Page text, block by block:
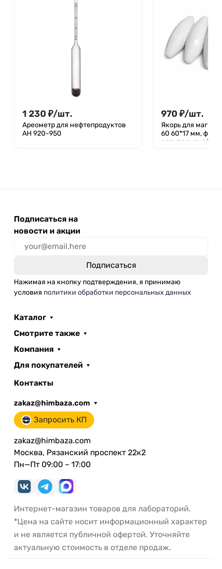
1 230 ₽/шт.
Ареометр для нефтепродуктов
АН 920-950
970 ₽/шт.
Якорь для
60 60*17 мм,
эллипсоидной
Подписаться на
новости и акции
Нажимая на кнопку подтверждения, я принимаю
условия политики обработки персональных данных
Каталог
Смотрите также
Компания
Для покупателей
Контакты
zakaz@himbaza.com
Запросить КП
zakaz@himbaza.com
Москва, Рязанский проспект 22к2
Пн—Пт 09:00 – 17:00
Интернет-магазин товаров для лабораторий.
*Цена на сайте носит информационный характер
и не является публичной офертой. Уточняйте
актуальную стоимость в отделе продаж.